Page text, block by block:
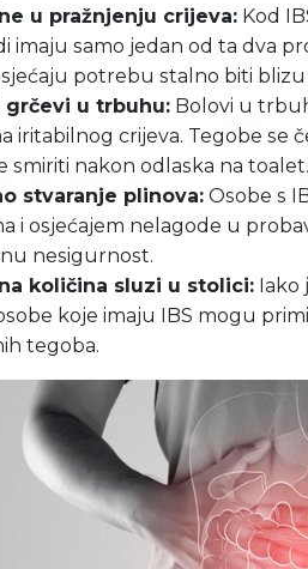
u pražnjenju crijeva: Kod
imaju samo jedan od ta dva
potrebu stalno biti
grčevi u trbuhu: Bolovi u
iritabilnog crijeva. Tegobe se
smiriti nakon odlaska na toalet.
stvaranje plinova: Osobe s
i osjećajem nelagode u
nesigurnost.
količina sluzi u stolici: Iako
koje imaju IBS mogu
tegoba.